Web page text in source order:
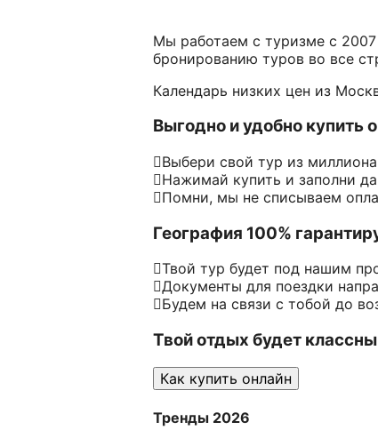
Мы работаем с туризме с
бронированию туров во все
Календарь низких цен из
Выгодно и удобно купить
Выбери свой тур из
Нажимай купить и заполни
Помни, мы не списываем
География 100%
Твой тур будет под нашим
Документы для поездки
Будем на связи с тобой до
Твой отдых будет
Как купить онлайн
Тренды 2026